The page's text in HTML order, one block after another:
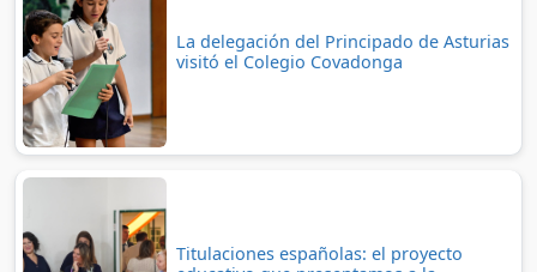
La delegación del Principado de Asturias
visitó el Colegio Covadonga
Titulaciones españolas: el proyecto